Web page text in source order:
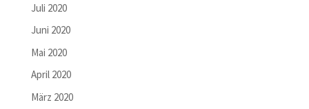
Juli 2020
Juni 2020
Mai 2020
April 2020
März 2020